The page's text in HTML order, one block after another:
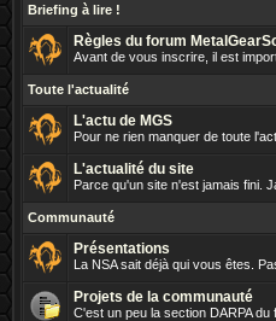
Briefing à lire !
Règles du forum
Avant de vous inscrire, il est
Toute l'actualité
L'actu de MGS
Pour ne rien manquer de toute
L'actualité du site
Parce qu'un site n'est jamais fini.
Communauté
Présentations
La NSA sait déjà qui vous êtes.
Projets de la communauté
C'est un peu la section DARPA du